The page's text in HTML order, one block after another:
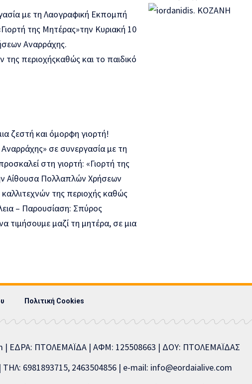
με τη Λαογραφική Εκπομπή
της Μητέρας»την Κυριακή 10
Αναρράχης.
περιοχήςκαθώς και το παιδικό
ζεστή και όμορφη γιορτή!
Πολιτική Cookies
| ΕΔΡΑ: ΠΤΟΛΕΜΑΪΔΑ | ΑΦΜ: 125508663 | ΔΟΥ: ΠΤΟΛΕΜΑΪΔΑΣ
6981893715, 2463504856 | e-mail: info@eordaialive.com